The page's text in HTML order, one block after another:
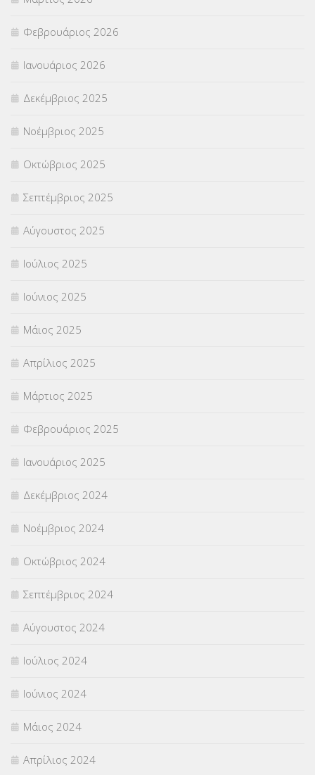
ΣΥΜΒΟΥΛΕΥΤΙΚΟΣ ΣΤΑΘΜΟΣ ΝΕΩΝ
ΣΥΝΤΑΞΕΙΣ(12)
ΣΧΟΛΙΚΟΙ ΣΥΜΒΟΥΛΟΙ
ΥΠΕΡΑΡΙΘΜΟΙ(1)
ΥΠΟΤΡΟΦΙΕΣ(28)
ΦΥΣΙΚΗ ΑΓΩΓΗ(692)
Χωρίς κατηγορία
Φεβρουάριος 2026
Ιανουάριος 2026
Δεκέμβριος 2025
Νοέμβριος 2025
Οκτώβριος 2025
Σεπτέμβριος 2025
Αύγουστος 2025
Ιούλιος 2025
Ιούνιος 2025
Μάιος 2025
Απρίλιος 2025
Μάρτιος 2025
Φεβρουάριος 2025
Ιανουάριος 2025
Δεκέμβριος 2024
Νοέμβριος 2024
Οκτώβριος 2024
Σεπτέμβριος 2024
Αύγουστος 2024
Ιούλιος 2024
Ιούνιος 2024
Μάιος 2024
Απρίλιος 2024